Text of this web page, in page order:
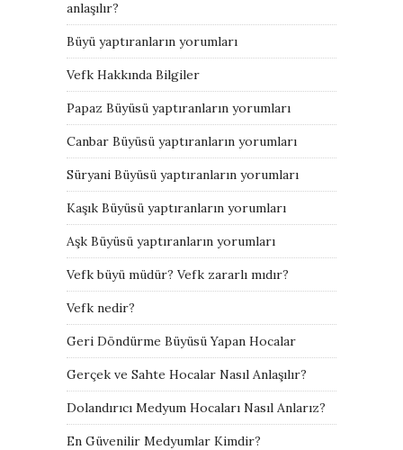
anlaşılır?
Büyü yaptıranların yorumları
Vefk Hakkında Bilgiler
Papaz Büyüsü yaptıranların yorumları
Canbar Büyüsü yaptıranların yorumları
Süryani Büyüsü yaptıranların yorumları
Kaşık Büyüsü yaptıranların yorumları
Aşk Büyüsü yaptıranların yorumları
Vefk büyü müdür? Vefk zararlı mıdır?
Vefk nedir?
Geri Döndürme Büyüsü Yapan Hocalar
Gerçek ve Sahte Hocalar Nasıl Anlaşılır?
Dolandırıcı Medyum Hocaları Nasıl Anlarız?
En Güvenilir Medyumlar Kimdir?